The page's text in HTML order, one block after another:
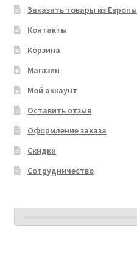
Заказать товары из Европы
Контакты
Корзина
Магазин
Мой аккаунт
Оставить отзыв
Оформление заказа
Скидки
Сотрудничество